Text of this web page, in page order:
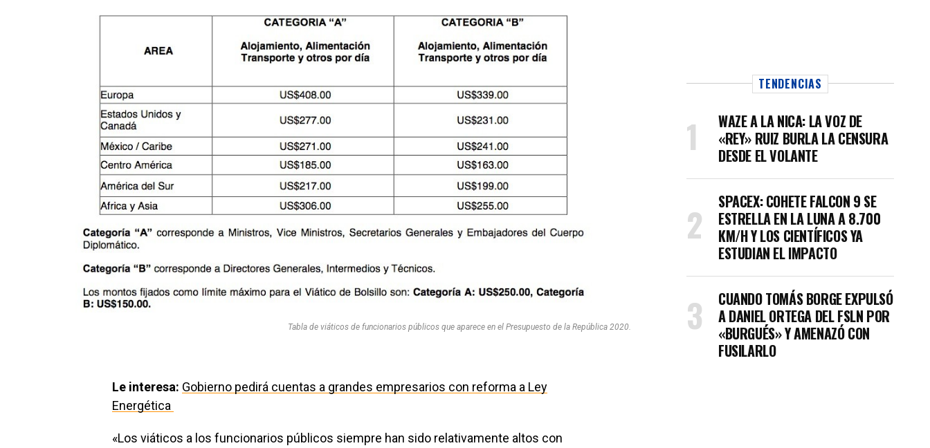
Tabla de viáticos de funcionarios públicos que aparece en el Presupuesto de la República 2020.
Le interesa: Gobierno pedirá cuentas a grandes empresarios con reforma a Ley
Energética
«Los viáticos a los funcionarios públicos siempre han sido relativamente altos con
TENDENCIAS
WAZE A LA NICA: LA VOZ DE
«REY» RUIZ BURLA LA CENSURA
DESDE EL VOLANTE
SPACEX: COHETE FALCON 9 SE
ESTRELLA EN LA LUNA A 8.700
KM/H Y LOS CIENTÍFICOS YA
ESTUDIAN EL IMPACTO
CUANDO TOMÁS BORGE EXPULSÓ
A DANIEL ORTEGA DEL FSLN POR
«BURGUÉS» Y AMENAZÓ CON
FUSILARLO